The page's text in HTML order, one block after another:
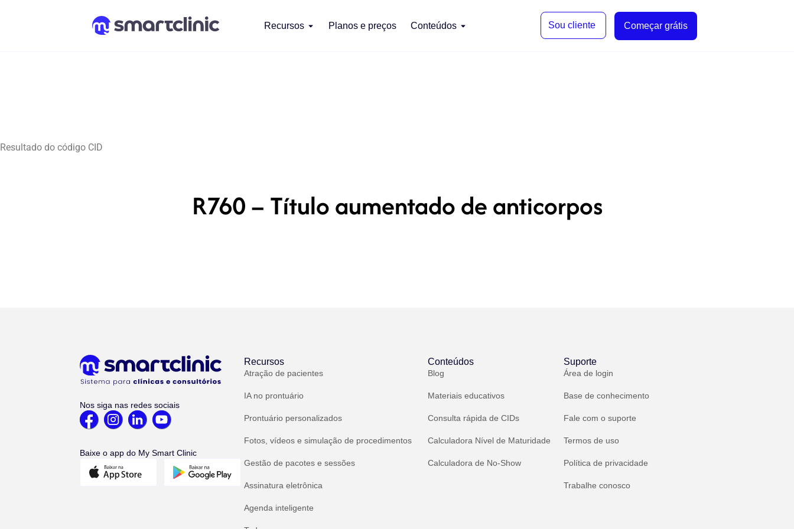
Recursos Planos e preços Conteúdos Sou cliente Começar grátis
Resultado do código CID
R760 – Título aumentado de anticorpos
Nos siga nas redes sociais
Baixe o app do My Smart Clinic
Recursos
Atração de pacientes
IA no prontuário
Prontuário personalizados
Fotos, vídeos e simulação de procedimentos
Gestão de pacotes e sessões
Assinatura eletrônica
Agenda inteligente
Conteúdos
Blog
Materiais educativos
Consulta rápida de CIDs
Calculadora Nível de Maturidade
Calculadora de No-Show
Suporte
Área de login
Base de conhecimento
Fale com o suporte
Termos de uso
Política de privacidade
Trabalhe conosco